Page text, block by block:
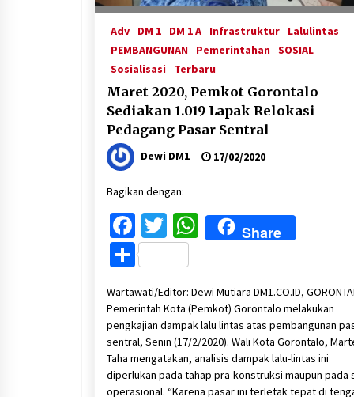
Adv DM 1 DM 1 A Infrastruktur
Lalulintas
PEMBANGUNAN
Pemerintahan SOSIAL
Sosialisasi
Terbaru
Maret 2020, Pemkot Gorontalo
Sediakan 1.019 Lapak Relokasi
Pedagang Pasar Sentral
Dewi DM1 17/02/2020
Bagikan dengan:
Facebook
Twitter
WhatsApp
Share
Share
Wartawati/Editor: Dewi Mutiara DM1.CO.ID,
Pemerintah Kota (Pemkot) Gorontalo melakukan
pengkajian dampak lalu lintas atas pembangunan
sentral, Senin (17/2/2020). Wali Kota Gorontalo,
Taha mengatakan, analisis dampak lalu-lintas ini
diperlukan pada tahap pra-konstruksi maupun pada
operasional. “Karena pasar ini terletak tepat di